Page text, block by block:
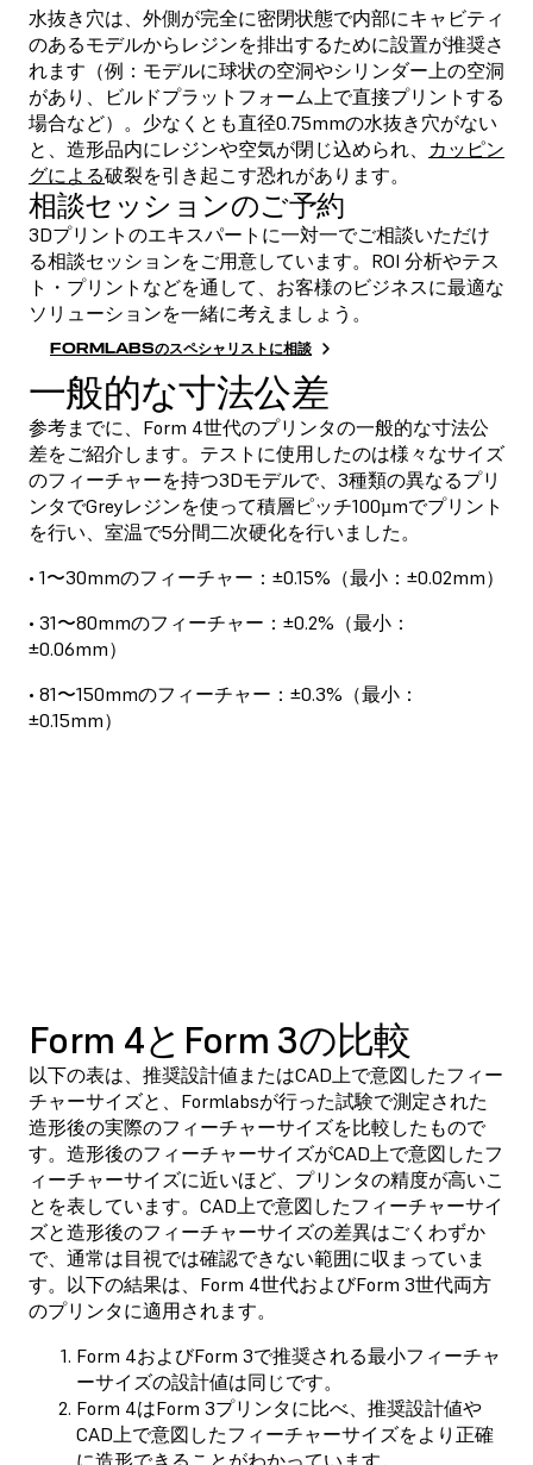
水抜き穴は、外側が完全に密閉状態で内部にキャビティ
のあるモデルからレジンを排出するために設置が推奨さ
れます（例：モデルに球状の空洞やシリンダー上の空洞
があり、ビルドプラットフォーム上で直接プリントする
場合など）。少なくとも直径0.75mmの水抜き穴がない
と、造形品内にレジンや空気が閉じ込められ、 カッピン
グによる破裂を引き起こす恐れがあります。
相談セッションのご予約
3Dプリントのエキスパートに一対一でご相談いただけ
る相談セッションをご用意しています。ROI 分析やテス
ト・プリントなどを通して、お客様のビジネスに最適な
ソリューションを一緒に考えましょう。
FORMLABSのスペシャリストに相談
一般的な寸法公差
参考までに、Form 4世代のプリンタの一般的な寸法公
差をご紹介します。テストに使用したのは様々なサイズ
のフィーチャーを持つ3Dモデルで、3種類の異なるプリ
ンタでGreyレジンを使って積層ピッチ100µmでプリント
を行い、室温で5分間二次硬化を行いました。
• 1〜30mmのフィーチャー：±0.15%（最小：±0.02mm）
• 31〜80mmのフィーチャー：±0.2%（最小：
±0.06mm）
• 81〜150mmのフィーチャー：±0.3%（最小：
±0.15mm）
Form 4とForm 3の比較
以下の表は、推奨設計値またはCAD上で意図したフィー
チャーサイズと、Formlabsが行った試験で測定された
造形後の実際のフィーチャーサイズを比較したもので
す。造形後のフィーチャーサイズがCAD上で意図したフ
ィーチャーサイズに近いほど、プリンタの精度が高いこ
とを表しています。CAD上で意図したフィーチャーサイ
ズと造形後のフィーチャーサイズの差異はごくわずか
で、通常は目視では確認できない範囲に収まっていま
す。以下の結果は、Form 4世代およびForm 3世代両方
のプリンタに適用されます。
Form 4およびForm 3で推奨される最小フィーチャ
ーサイズの設計値は同じです。
Form 4はForm 3プリンタに比べ、推奨設計値や
CAD上で意図したフィーチャーサイズをより正確
に造形できることがわかっています。